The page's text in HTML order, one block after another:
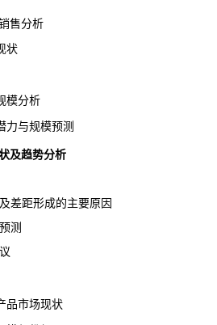
售分析
状
分析
与规模预测
及趋势分析
距形成的主要原因
测
市场现状